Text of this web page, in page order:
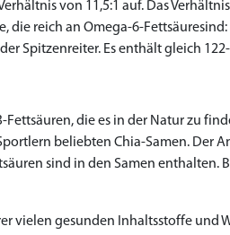
von 11,5:1 auf. Das
die reich an Omega-6-Fettsäuresind:
Spitzenreiter. Es enthält gleich
Fettsäuren, die es in der Natur zu
beliebten Chia-Samen. Der
sind in den Samen enthalten.
vielen gesunden Inhaltsstoffe und